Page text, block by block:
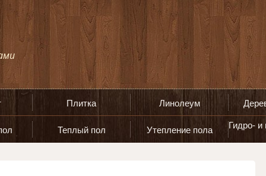
Плитка Линолеум
Теплый пол Утепление пола Гидро-